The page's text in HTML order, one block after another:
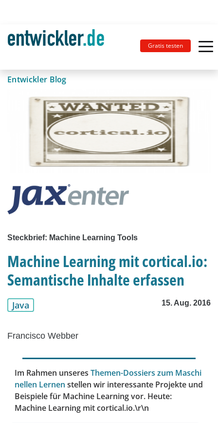
Gratis testen
Entwickler Blog
Steckbrief: Machine Learning Tools
Machine Learning mit cortical.io:
Semantische Inhalte erfassen
Java 15. Aug. 2016
Francisco Webber
Im Rahmen unseres Themen-Dossiers zum Maschi
nellen Lernen stellen wir interessante Projekte und
Beispiele für Machine Learning vor. Heute:
Machine Learning mit cortical.io.\r\n